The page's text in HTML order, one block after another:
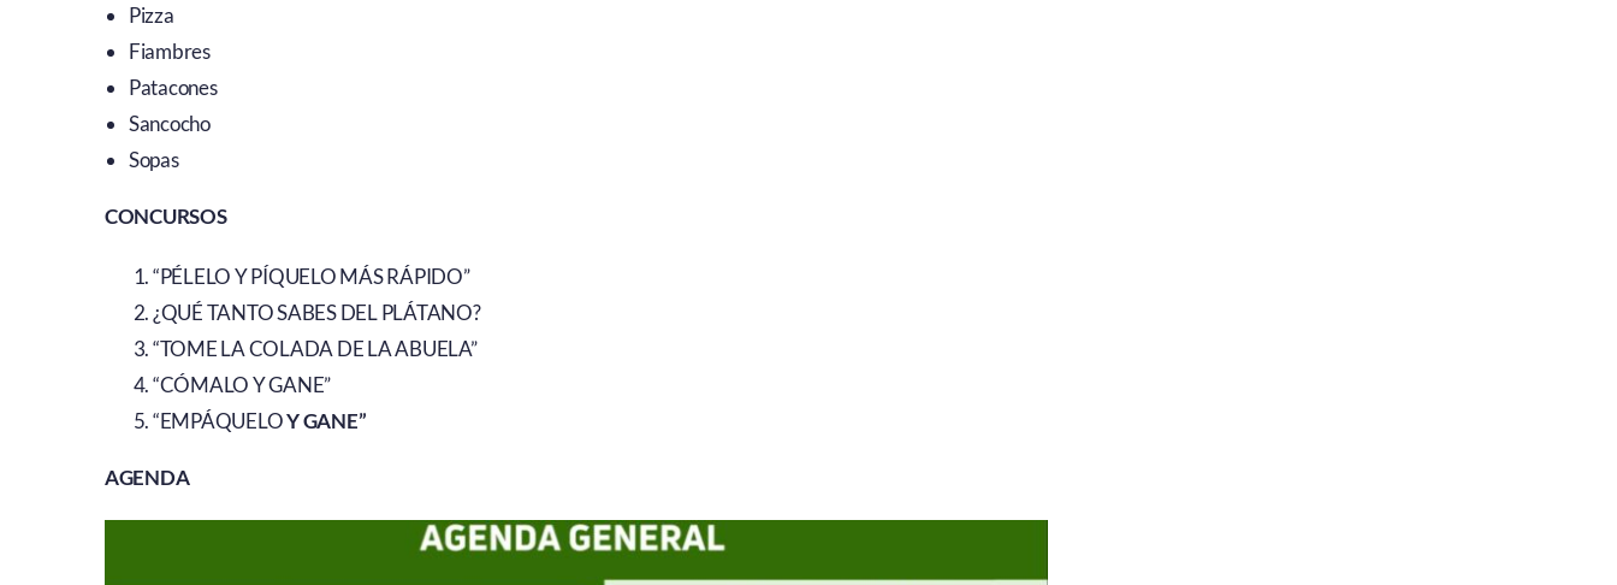
Pizza
Fiambres
Patacones
Sancocho
Sopas
CONCURSOS
“PÉLELO Y PÍQUELO MÁS RÁPIDO”
¿QUÉ TANTO SABES DEL PLÁTANO?
“TOME LA COLADA DE LA ABUELA”
“CÓMALO Y GANE”
“EMPÁQUELOY GANE”
AGENDA